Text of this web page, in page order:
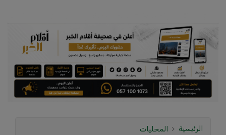
الرئيسية
المحليات